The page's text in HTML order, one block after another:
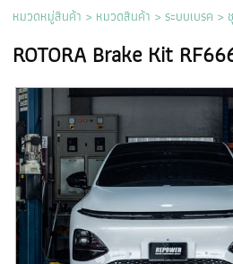
หมวดหมู่สินค้า > หมวดสินค้า >ระบบเบรค >
ROTORA Brake Kit